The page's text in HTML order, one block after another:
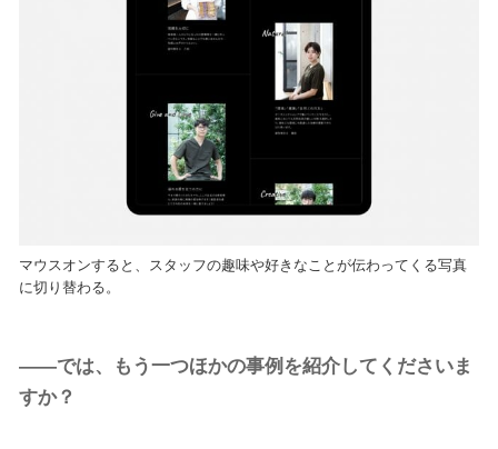
マウスオンすると、スタッフの趣味や好きなことが伝わってくる写真
に切り替わる。
――では、もう一つほかの事例を紹介してくださいま
すか？